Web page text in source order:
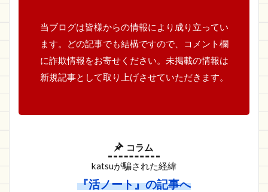
当ブログは皆様からの情報により成り立ってい
ます。どの記事でも結構ですので、コメント欄
に詐欺情報をお寄せください。未掲載の情報は
新規記事として取り上げさせていただきます。
コラム
katsuが騙された経緯
『活ノート』の記事へ